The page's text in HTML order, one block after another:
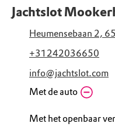
Jachtslot
Heumensebaan 2,
+31242036650
info@jachtslot.com
Met de auto
Met het openbaar